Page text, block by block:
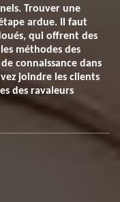
Trouver une
ardue. Il faut
qui offrent des
méthodes des
connaissance dans
joindre les clients
des ravaleurs